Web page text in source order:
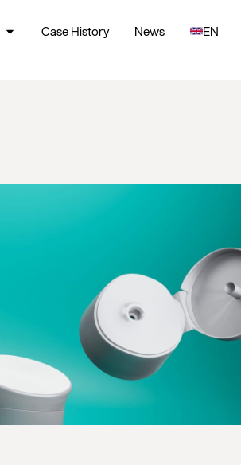
Case History News EN